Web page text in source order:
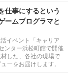
仕事にするという
ームプログラマと
イベント「キャリア
ンター浜松町館で開催
した、各社の現場で
ーをお届けします。